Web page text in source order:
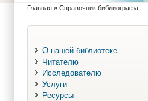
Главная » Справочник библиографа
О нашей библиотеке
Читателю
Исследователю
Услуги
Ресурсы